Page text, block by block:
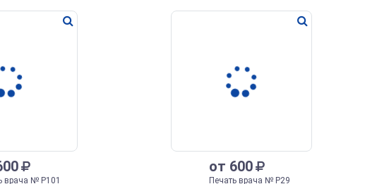
врача № Р101
от 600
Печать врача № Р29